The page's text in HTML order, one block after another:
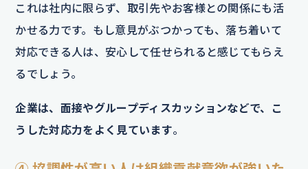
これは社内に限らず、取引先やお客様との関係にも活
かせる力です。もし意見がぶつかっても、落ち着いて
対応できる人は、安心して任せられると感じてもらえ
るでしょう。
企業は、面接やグループディスカッションなどで、こ
うした対応力をよく見ています。